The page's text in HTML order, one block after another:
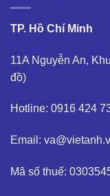
TP. Hồ Chí Minh
11A Nguyễn An,
đồ)
Hotline: 0916 424
Email:
Mã số thuế: